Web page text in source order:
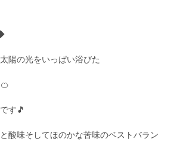
陽の光をいっぱい浴びた
す🎵
酸味そしてほのかな苦味のベストバラン